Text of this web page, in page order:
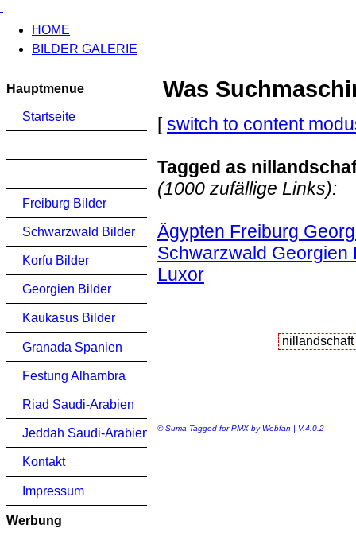
HOME
BILDER GALERIE
Hauptmenue
Startseite
Freiburg Bilder
Schwarzwald Bilder
Korfu Bilder
Georgien Bilder
Kaukasus Bilder
Granada Spanien
Festung Alhambra
Riad Saudi-Arabien
Jeddah Saudi-Arabien
Kontakt
Impressum
Werbung
Was
[switch to content
Tagged as
(1000 zufällige Links):
Ägypten Freiburg
Schwarzwald Georgien
Luxor
© Suma Tagged for PMX by Webfan | V.4.0.2